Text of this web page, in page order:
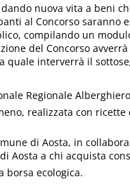
nuova vita a beni
al Concorso saranno
compilando un
del Concorso
quale interverrà il
Regionale
realizzata con
di Aosta, in
di Aosta a chi acquista
borsa ecologica.